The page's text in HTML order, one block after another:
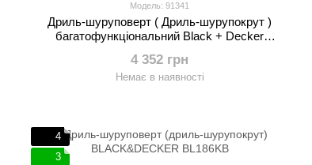
Модель: 91341
Дриль-шуруповерт ( Дриль-шурупокрут )
багатофункціональний Black + Decker
4 352 грн
Немає в наявності
4
3